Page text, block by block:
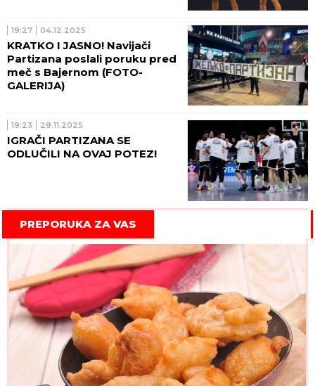
19:27 04.12.2025
KRATKO I JASNO! Navijači
Partizana poslali poruku pred
meč s Bajernom (FOTO-
GALERIJA)
19:23 29.11.2025
IGRAČI PARTIZANA SE
ODLUČILI NA OVAJ POTEZ!
PREPORUKA ZA VAS